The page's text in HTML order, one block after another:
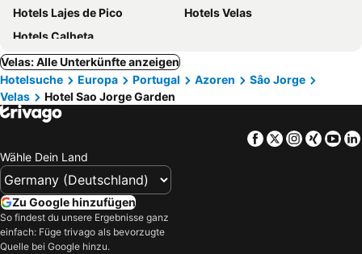
Hotels Lajes de Pico
Hotels Velas
Hotels Calheta
Velas: Alle Unterkünfte anzeigen
Hotelsuche
Europa Portugal Azoren
Sâo Jorge
Velas
Hotel Sao Jorge Garden
Facebook
TwitterXing
Wähle Dein Land
Zu Google hinzufügen
So findest du unsere Ergebnisse ganz
einfach: Füge trivago als bevorzugte
Quelle bei Google hinzu.